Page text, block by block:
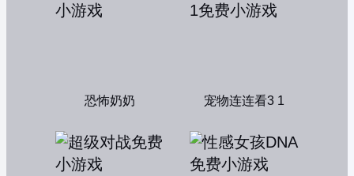
恐怖奶奶 宠物连连看3 1